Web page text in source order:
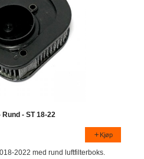
- ST 18-22
Kjøp
2022 med rund luftfilterboks.